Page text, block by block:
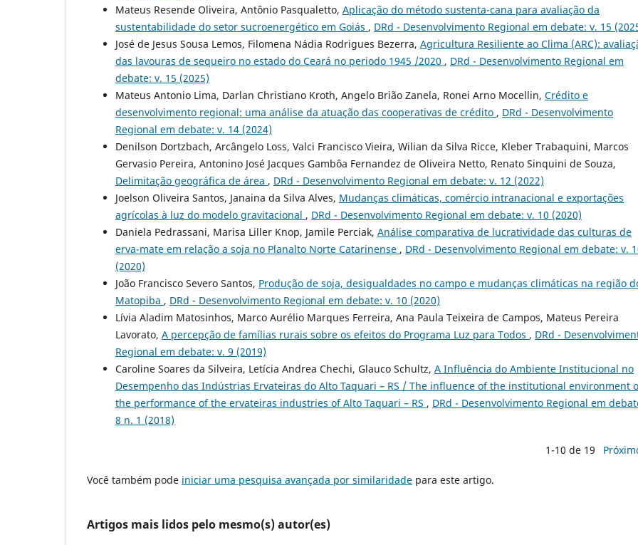
Mateus Resende Oliveira, Antônio Pasqualetto, Aplicação do método sustenta-cana para avaliação da
sustentabilidade do setor sucroenergético em Goiás , DRd - Desenvolvimento Regional em debate: v. 15
José de Jesus Sousa Lemos, Filomena Nádia Rodrigues Bezerra, Agricultura Resiliente ao Clima (ARC):
das lavouras de sequeiro no estado do Ceará no periodo 1945 /2020 , DRd - Desenvolvimento Regional em
debate: v. 15 (2025)
Mateus Antonio Lima, Darlan Christiano Kroth, Angelo Brião Zanela, Ronei Arno Mocellin, Crédito e
desenvolvimento regional: uma análise da atuação das cooperativas de crédito , DRd - Desenvolvimento
Regional em debate: v. 14 (2024)
Denilson Dortzbach, Arcângelo Loss, Valci Francisco Vieira, Wilian da Silva Ricce, Kleber Trabaquini, Marcos
Gervasio Pereira, Antonino José Jacques Gambôa Fernandez de Oliveira Netto, Renato Sinquini de Souza,
Delimitação geográfica de área , DRd - Desenvolvimento Regional em debate: v. 12 (2022)
Joelson Oliveira Santos, Janaina da Silva Alves, Mudanças climáticas, comércio intranacional e exportações
agrícolas à luz do modelo gravitacional , DRd - Desenvolvimento Regional em debate: v. 10 (2020)
Daniela Pedrassani, Marisa Liller Knop, Jamile Perciak, Análise comparativa de lucratividade das culturas de
erva-mate em relação a soja no Planalto Norte Catarinense , DRd - Desenvolvimento Regional em debate: v.
(2020)
João Francisco Severo Santos, Produção de soja, desigualdades no campo e mudanças climáticas na região
Matopiba , DRd - Desenvolvimento Regional em debate: v. 10 (2020)
Lívia Aladim Matosinhos, Marco Aurélio Marques Ferreira, Ana Paula Teixeira de Campos, Mateus Pereira
Lavorato, A percepção de famílias rurais sobre os efeitos do Programa Luz para Todos , DRd -
Regional em debate: v. 9 (2019)
Caroline Soares da Silveira, Letícia Andrea Chechi, Glauco Schultz, A Influência do Ambiente Institucional no
Desempenho das Indústrias Ervateiras do Alto Taquari – RS / The influence of the institutional environment
the performance of the ervateiras industries of Alto Taquari – RS , DRd - Desenvolvimento Regional em
8 n. 1 (2018)
1-10 de 19
Você também pode iniciar uma pesquisa avançada por similaridade para este artigo.
Artigos mais lidos pelo mesmo(s) autor(es)